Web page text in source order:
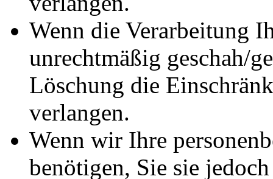
Wenn die Verarbeitung
unrechtmäßig geschah/
Löschung die
verlangen.
Wenn wir Ihre
benötigen, Sie sie